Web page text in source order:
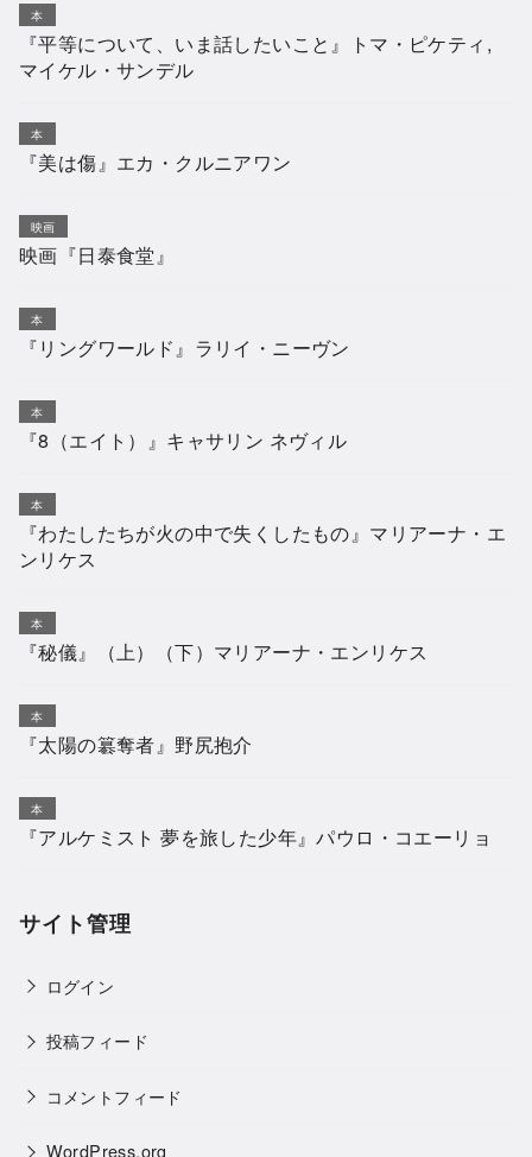
本
『平等について、いま話したいこと』トマ・ピケティ,
マイケル・サンデル
本
『美は傷』エカ・クルニアワン
映画
映画『日泰食堂』
本
『リングワールド』ラリイ・ニーヴン
本
『8（エイト）』キャサリン ネヴィル
本
『わたしたちが火の中で失くしたもの』マリアーナ・エ
ンリケス
本
『秘儀』（上）（下）マリアーナ・エンリケス
本
『太陽の簒奪者』野尻抱介
本
『アルケミスト 夢を旅した少年』パウロ・コエーリョ
サイト管理
ログイン
投稿フィード
コメントフィード
WordPress.org